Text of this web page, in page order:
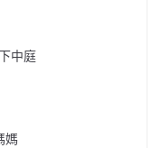
中庭
媽